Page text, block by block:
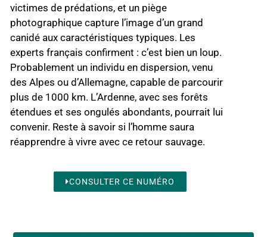
victimes de prédations, et un piège
photographique capture l’image d’un grand
canidé aux caractéristiques typiques. Les
experts français confirment : c’est bien un loup.
Probablement un individu en dispersion, venu
des Alpes ou d’Allemagne, capable de parcourir
plus de 1000 km. L’Ardenne, avec ses forêts
étendues et ses ongulés abondants, pourrait lui
convenir. Reste à savoir si l’homme saura
réapprendre à vivre avec ce retour sauvage.
CONSULTER CE NUMÉRO